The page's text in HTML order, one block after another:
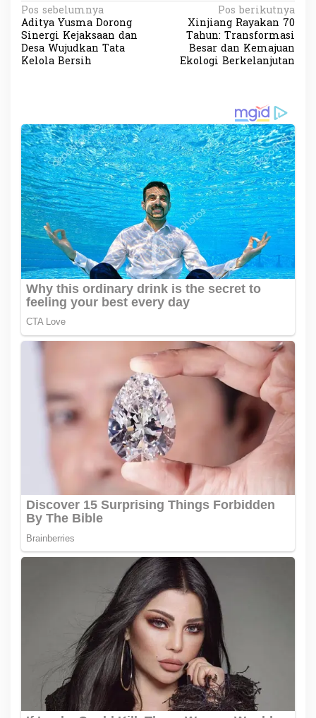
N
a
v
s
i
p
o
s
Pos sebelumnya
Aditya Yusma Dorong
Sinergi Kejaksaan dan
Desa Wujudkan Tata
Kelola Bersih
Pos berikutnya
Xinjiang Rayakan 70
Tahun: Transformasi
Besar dan Kemajuan
Ekologi Berkelanjutan